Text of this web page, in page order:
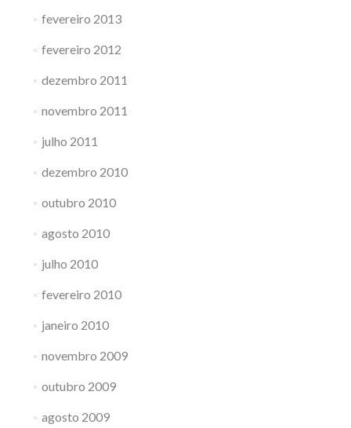
fevereiro 2013
fevereiro 2012
dezembro 2011
novembro 2011
julho 2011
dezembro 2010
outubro 2010
agosto 2010
julho 2010
fevereiro 2010
janeiro 2010
novembro 2009
outubro 2009
agosto 2009